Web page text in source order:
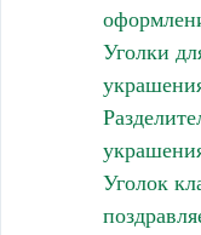
Уголки
Уголок